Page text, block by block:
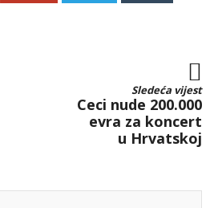
Sledeća vijest
Ceci nude 200.000
evra za koncert
u Hrvatskoj